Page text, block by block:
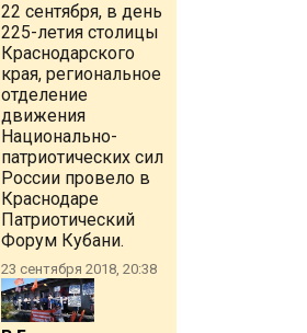
22 сентября, в день
225-летия столицы
Краснодарского
края, региональное
отделение
движения
Национально-
патриотических сил
России провело в
Краснодаре
Патриотический
Форум Кубани.
23 сентября 2018, 20:38